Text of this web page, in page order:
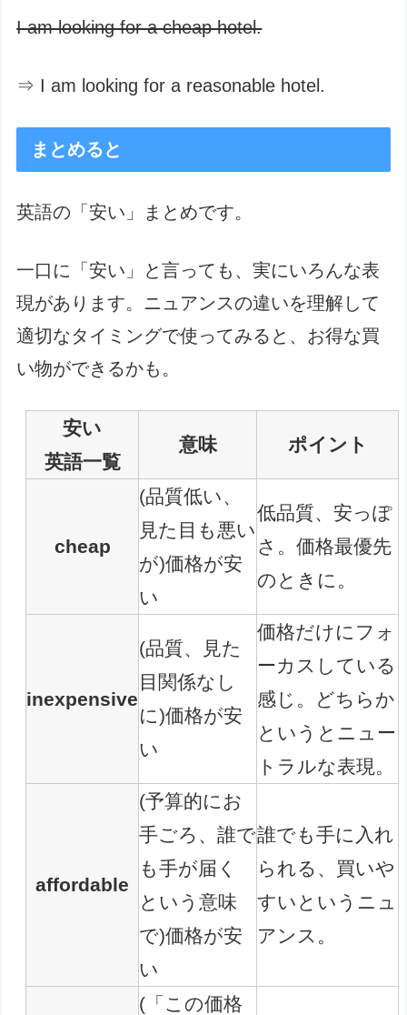
I am looking for a cheap hotel.
⇒ I am looking for a reasonable hotel.
まとめると
英語の「安い」まとめです。
一口に「安い」と言っても、実にいろんな表
現があります。ニュアンスの違いを理解して
適切なタイミングで使ってみると、お得な買
い物ができるかも。
安い
英語一覧
意味 ポイント
cheap
(品質低い、
見た目も悪い
が)価格が安
い
低品質、安っぽ
さ。価格最優先
のときに。
inexpensive
(品質、見た
目関係なし
に)価格が安
い
価格だけにフォ
ーカスしている
感じ。どちらか
というとニュー
トラルな表現。
affordable
(予算的にお
手ごろ、誰で
も手が届く
という意味
で)価格が安
い
誰でも手に入れ
られる、買いや
すいというニュ
アンス。
(「この価格